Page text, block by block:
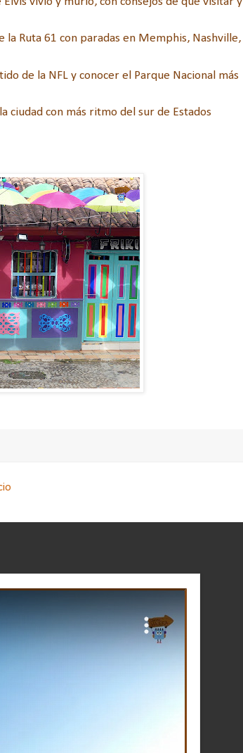
Ruta 61 con paradas en Memphis, Nashville,
de la NFL y conocer el Parque Nacional más
ciudad con más ritmo del sur de Estados